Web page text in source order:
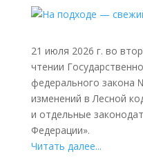
21 июля 2026 г. во
чтении
федерального закона
изменений в Лесной
и отдельные
Федерации».
Читать далее...